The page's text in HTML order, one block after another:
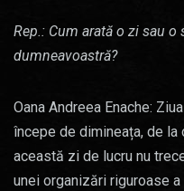
Rep.: Cum arată o zi sau
dumneavoastră?
Oana Andreea Enache:
începe de dimineața, de la
această zi de lucru nu
unei organizări riguroase